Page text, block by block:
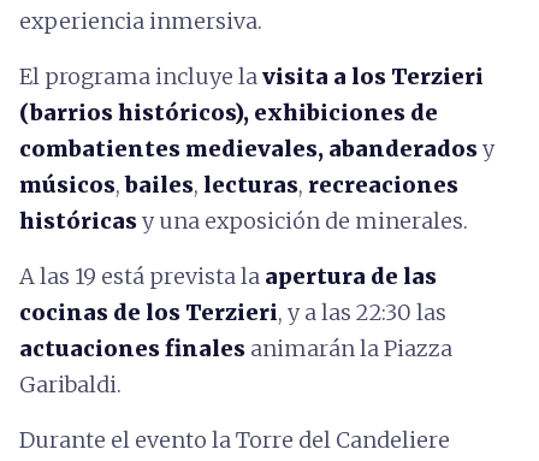
experiencia inmersiva.
El programa incluye lavisita a los Terzieri
(barrios históricos), exhibiciones de
combatientes medievales, abanderadosy
músicos,bailes, lecturas, recreaciones
históricasy una exposición de minerales.
A las 19 está prevista la apertura de las
cocinas de los Terzieri, y a las 22:30 las
actuaciones finales animarán la Piazza
Garibaldi.
Durante el evento la Torre del Candeliere